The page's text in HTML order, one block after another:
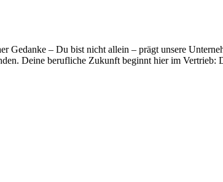
Gedanke – Du bist nicht allein – prägt unsere
Deine berufliche Zukunft beginnt hier im Vertrieb: